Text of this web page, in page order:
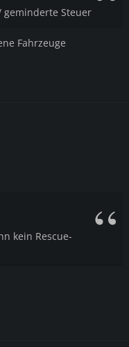
geminderte Steuer
Fahrzeuge
kein Rescue-